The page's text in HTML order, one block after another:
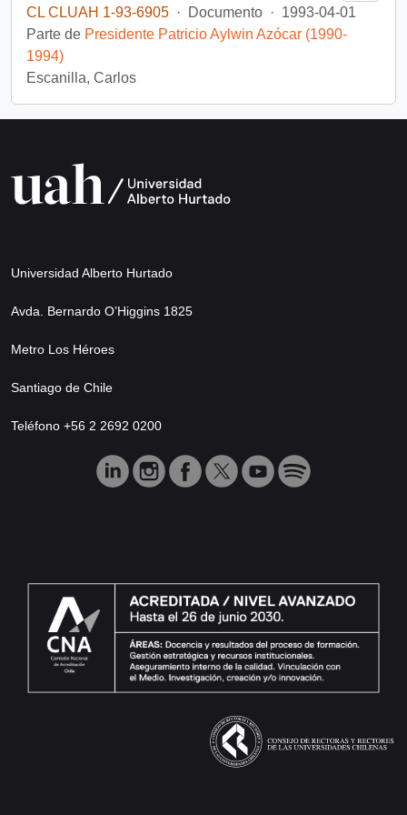
CL CLUAH 1-93-6905 · Documento · 1993-04-01
Parte de Presidente Patricio Aylwin Azócar (1990-
1994)
Escanilla, Carlos
Universidad Alberto Hurtado
Avda. Bernardo O’Higgins 1825
Metro Los Héroes
Santiago de Chile
Teléfono +56 2 2692 0200